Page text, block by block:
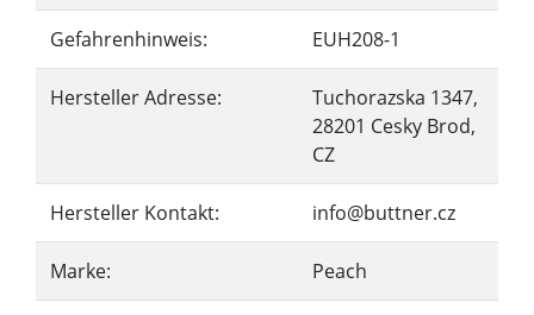
Gefahrenhinweis: EUH208-1
Hersteller Adresse:
Tuchorazska 1347,
28201 Cesky Brod,
CZ
Hersteller Kontakt: info@buttner.cz
Marke: Peach